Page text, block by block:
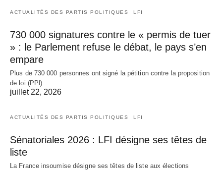
ACTUALITÉS DES PARTIS POLITIQUES LFI
730 000 signatures contre le « permis de tuer
» : le Parlement refuse le débat, le pays s’en
empare
Plus de 730 000 personnes ont signé la pétition contre la proposition
de loi (PPl)…
juillet 22, 2026
ACTUALITÉS DES PARTIS POLITIQUES LFI
Sénatoriales 2026 : LFI désigne ses têtes de
liste
La France insoumise désigne ses têtes de liste aux élections